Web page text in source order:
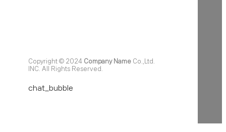
Copyright © 2024 Company Name Co.,Ltd.
INC. All Rights Reserved.
chat_bubble